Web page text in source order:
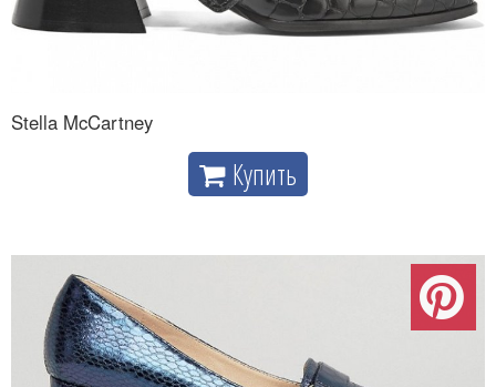
Stella McCartney
Купить